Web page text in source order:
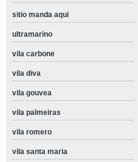
sitio manda aqui
ultramarino
vila carbone
vila diva
vila gouvea
vila palmeiras
vila romero
vila santa maria